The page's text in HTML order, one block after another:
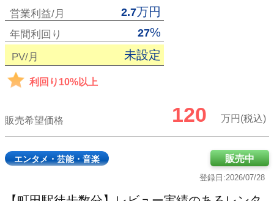
営業利益/月 2.7万円
年間利回り 27%
PV/月 未設定
利回り10%以上
販売希望価格 120 万円(税込)
エンタメ・芸能・音楽
登録日:2026/07/28
販売中